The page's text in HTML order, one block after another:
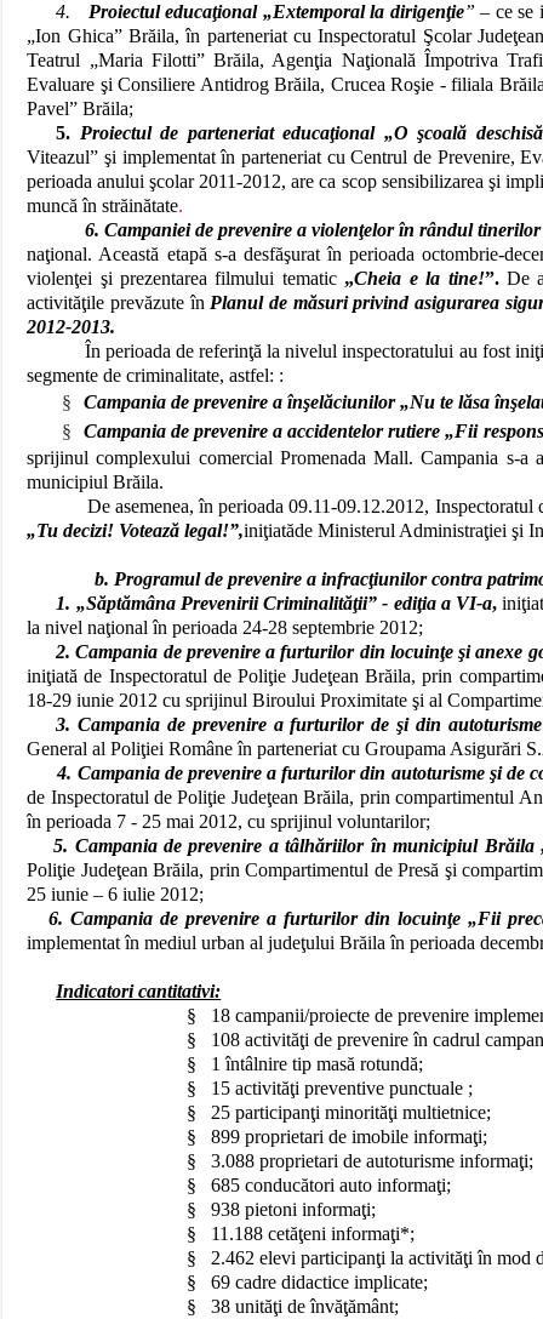
4.
Proiectul educaţional „Extemporal la dirigenţie” – ce se
„Ion Ghica” Brăila, în parteneriat cu Inspectoratul Şcolar
Teatrul „Maria Filotti” Brăila, Agenţia Naţională Împotriva
Evaluare şi Consiliere Antidrog Brăila, Crucea Roşie - filiala
Pavel” Brăila;
5. Proiectul de parteneriat educaţional „O şcoală
Viteazul” şi implementat în parteneriat cu Centrul de Prevenire,
perioada anului şcolar 2011-2012, are ca scop sensibilizarea şi
muncă în străinătate.
6. Campaniei de prevenire a violenţelor în rândul
naţional. Această etapă s-a desfăşurat în perioada octombrie-
violenţei şi prezentarea filmului tematic „Cheia e la tine!”.De
activităţile prevăzute în Planul de măsuri privind asigurarea
2012-2013.
În perioada de referinţă la nivelul inspectoratului au fost
segmente de criminalitate, astfel: :
§
Campania de prevenire a înşelăciunilor „Nu te lăsa
§
Campania de prevenire a accidentelor rutiere „Fii
sprijinul complexului comercial Promenada Mall. Campania s-
municipiul Brăila.
De asemenea, în perioada 09.11-09.12.2012, Inspectoratul
„Tu decizi! Votează legal!”,iniţiatăde Ministerul Administraţiei şi
b. Programul de prevenire a infracţiunilor contra
1. „Săptămâna Prevenirii Criminalităţii” - ediţia a VI-a,
la nivel naţional în perioada 24-28 septembrie 2012;
2. Campania de prevenire a furturilor din locuinţe şi anexe
iniţiată de Inspectoratul de Poliţie Judeţean Brăila, prin
18-29 iunie 2012 cu sprijinul Biroului Proximitate şi al
3. Campania de prevenire a furturilor de şi din
General al Poliţiei Române în parteneriat cu Groupama Asigurări
4. Campania de prevenire a furturilor din autoturisme şi de
de Inspectoratul de Poliţie Judeţean Brăila, prin compartimentul
în perioada 7 - 25 mai 2012, cu sprijinul voluntarilor;
5. Campania de prevenire a tâlhăriilor în municipiul Brăila
Poliţie Judeţean Brăila, prin Compartimentul de Presă şi
25 iunie – 6 iulie 2012;
6. Campania de prevenire a furturilor din locuinţe „Fii
implementat în mediul urban al judeţului Brăila în perioada
Indicatori cantitativi:
§
18 campanii/proiecte de prevenire
§
108 activităţi de prevenire în cadrul
§
1 întâlnire tip masă rotundă;
§
15 activităţi preventive punctuale ;
§
25 participanţi minorităţi multietnice;
§
899 proprietari de imobile informaţi;
§
3.088 proprietari de autoturisme informaţi;
§
685 conducători auto informaţi;
§
938 pietoni informaţi;
§
11.188 cetăţeni informaţi*;
§
2.462 elevi participanţi la activităţi în mod
§
69 cadre didactice implicate;
§
38 unităţi de învăţământ;